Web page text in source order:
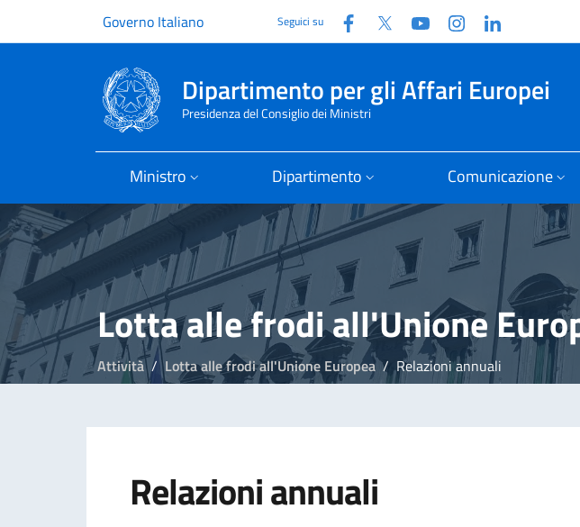
Governo Italiano Seguici su Facebook
Twitter YouTubeInstagram
Dipartimento per gli Affari Europei
Presidenza del Consiglio dei Ministri
Ministro Dipartimento Comunicazione
Lotta alle frodi all'Unione
Attività Lotta alle frodi all'Unione Europea Relazioni annuali
Relazioni annuali